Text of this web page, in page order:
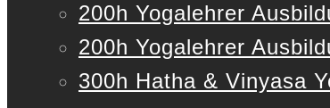
200h Yogalehrer
200h Yogalehrer
300h Hatha & Vinyasa